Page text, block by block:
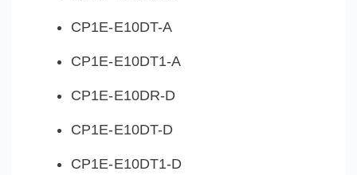
CP1E-E10DT-A
CP1E-E10DT1-A
CP1E-E10DR-D
CP1E-E10DT-D
CP1E-E10DT1-D